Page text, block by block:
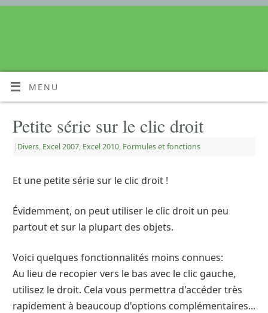
MENU
Petite série sur le clic droit
| Divers, Excel 2007, Excel 2010, Formules et fonctions
Et une petite série sur le clic droit !
Évidemment, on peut utiliser le clic droit un peu
partout et sur la plupart des objets.
Voici quelques fonctionnalités moins connues:
Au lieu de recopier vers le bas avec le clic gauche,
utilisez le droit. Cela vous permettra d'accéder très
rapidement à beaucoup d'options complémentaires...